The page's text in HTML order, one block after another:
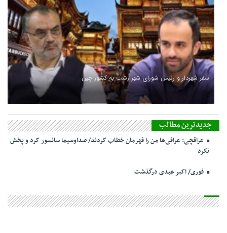
سفر شهردار و رئیس شورای شهر رشت به کشور چین
جدیدترین مطالب
عراقچی: عراقی‌ها من را قهرمان خطاب کردند/ صداوسیما سانسور کرد و پخش
نکرد
فوری/ اکبر عبدی درگذشت